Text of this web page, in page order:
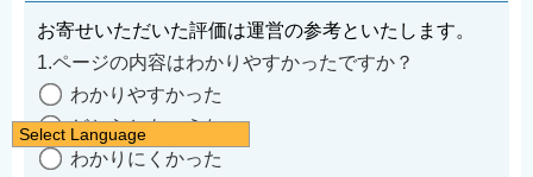
お寄せいただいた評価は運営の参考といたします。
1.ページの内容はわかりやすかったですか？
わかりやすかった
どちらともいえない
わかりにくかった
Select Language
日本語